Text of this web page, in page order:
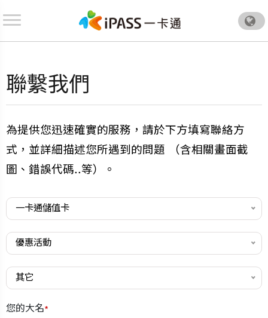
.
聯繫我們
為提供您迅速確實的服務，請於下方填寫聯絡方
式，並詳細描述您所遇到的問題 （含相關畫面截
圖、錯誤代碼..等）。
一卡通儲值卡
優惠活動
其它
您的大名*